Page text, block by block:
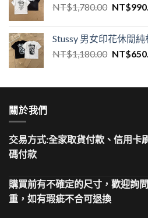
NT$1,780.00 NT$
Stussy 男女印花休閒純
NT$1,180.00 NT$
關於我們
交易方式:全家取貨付款、信用卡
碼付款
購買前有不確定的尺寸，歡迎詢
重，如有瑕疵不合可退換